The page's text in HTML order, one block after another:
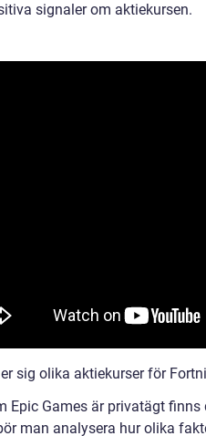
signaler om aktiekursen.
sig olika aktiekurser för
Epic Games är privatägt
man analysera hur olika